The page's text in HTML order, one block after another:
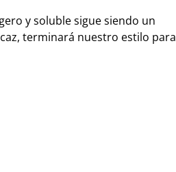
y soluble sigue siendo un
terminará nuestro estilo para